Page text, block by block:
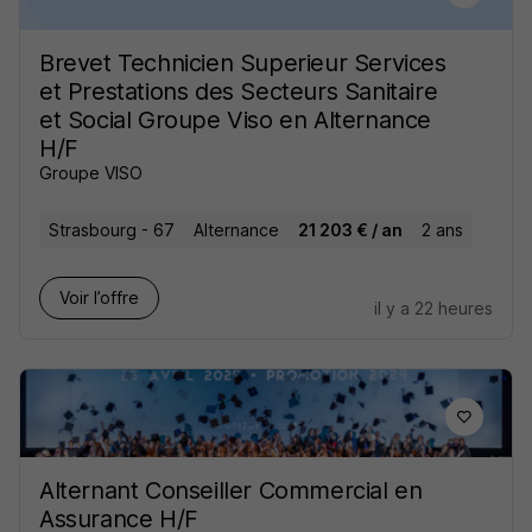
Brevet Technicien Superieur Services
et Prestations des Secteurs Sanitaire
et Social Groupe Viso en Alternance
H/F
Groupe VISO
Strasbourg - 67 Alternance 21 203 € / an 2 ans
Voir l’offre
il y a 22 heures
Alternant Conseiller Commercial en
Assurance H/F